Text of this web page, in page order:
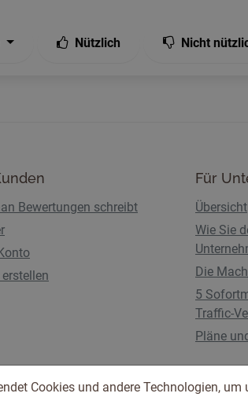
Nützlich Nicht
Bewertungen schreibt
Für
Übersicht
Wie Sie
Die
5
Traffic-
Pläne
Cookies und andere Technologien, um